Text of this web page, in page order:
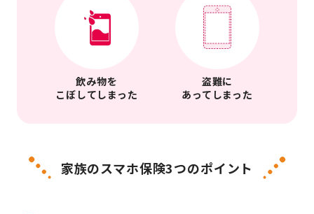
飲み物を
こぼしてしまった
盗難に
あってしまった
家族のスマホ保険3つのポイント